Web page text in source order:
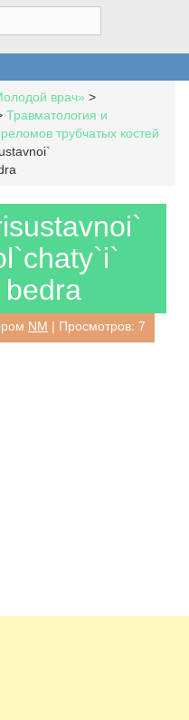
врач» >
Травматология и
трубчатых костей
NM | Просмотров: 7